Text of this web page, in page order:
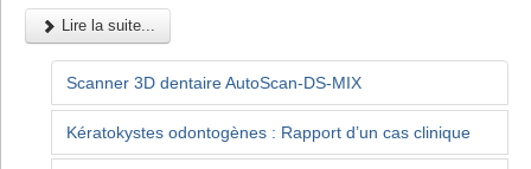
Lire la suite...
Scanner 3D dentaire AutoScan-DS-MIX
Kératokystes odontogènes : Rapport d’un cas clinique